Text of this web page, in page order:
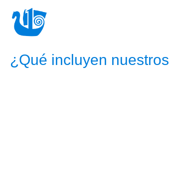
¿Qué incluyen nuestros